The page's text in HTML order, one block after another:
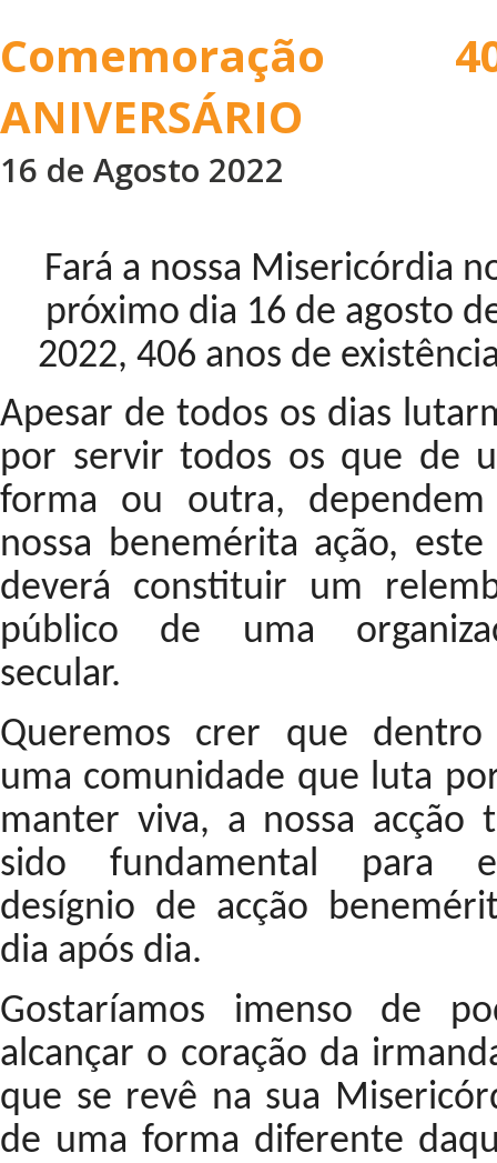
Comemoração
ANIVERSÁRIO
16 de Agosto 2022
Fará a nossa Misericórdia
próximo dia 16 de agosto
2022, 406 anos de
Apesar de todos os dias
por servir todos os que de
forma ou outra,
nossa benemérita ação, este
deverá constituir um
público de uma
secular.
Queremos crer que
uma comunidade que luta
manter viva, a nossa acção
sido fundamental para
desígnio de acção
dia após dia.
Gostaríamos imenso de
alcançar o coração da
que se revê na sua
de uma forma diferente